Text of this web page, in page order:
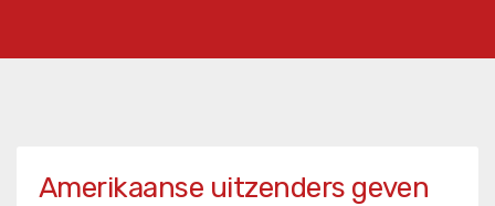
Amerikaanse uitzenders geven